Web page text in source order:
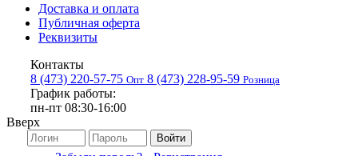
Доставка и оплата
Публичная оферта
Реквизиты
Контакты
8 (473) 220-57-75 Опт 8 (473) 228-95-59 Розница
График работы:
пн-пт 08:30-16:00
Вверх
Войти